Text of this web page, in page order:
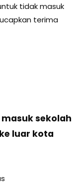
tidak masuk
terima
sekolah
luar kota